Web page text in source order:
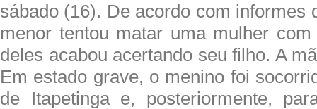
sábado (16). De acordo com informes
menor tentou matar uma mulher
deles acabou acertando seu filho. A
Em estado grave, o menino foi
de Itapetinga e, posteriormente,